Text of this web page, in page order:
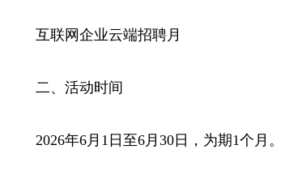
互联网企业云端招聘月
二、活动时间
2026年6月1日至6月30日，为期1个月。